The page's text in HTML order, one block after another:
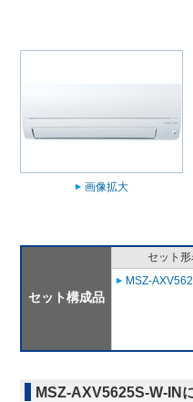
画像拡大
セット構成品
セット形
MSZ-
MSZ-AXV5625S-W-IN